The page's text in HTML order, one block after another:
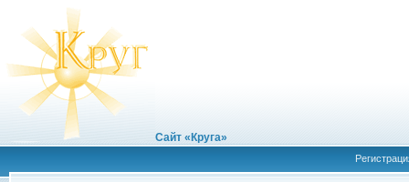
Сайт «Круга»